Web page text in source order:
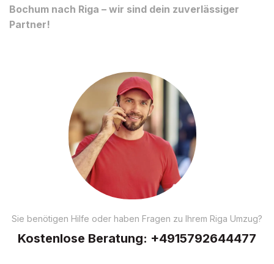
Bochum nach Riga – wir sind dein zuverlässiger
Partner!
Sie benötigen Hilfe oder haben Fragen zu Ihrem Riga Umzug?
Kostenlose Beratung: +4915792644477